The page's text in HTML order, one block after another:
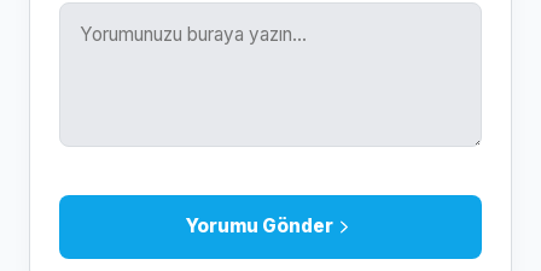
Yorumu Gönder